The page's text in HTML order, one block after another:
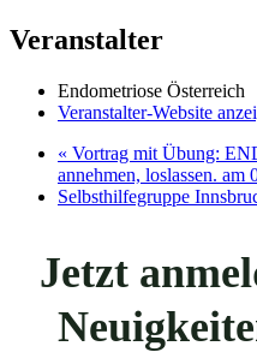
Veranstalter
Endometriose Österreich
Veranstalter-Website
« Vortrag mit Übung:
annehmen, loslassen. am
Selbsthilfegruppe
Jetzt